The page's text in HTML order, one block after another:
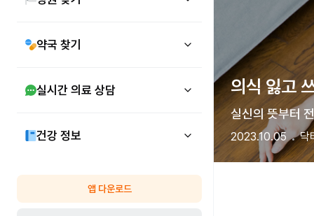
약국 찾기
실시간 의료 상담
건강 정보
앱 다운로드
의식 잃고
실신의 뜻부터
2023.10.05 닥